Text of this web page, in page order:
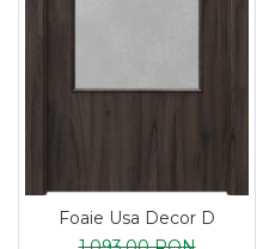
Foaie Usa Decor D